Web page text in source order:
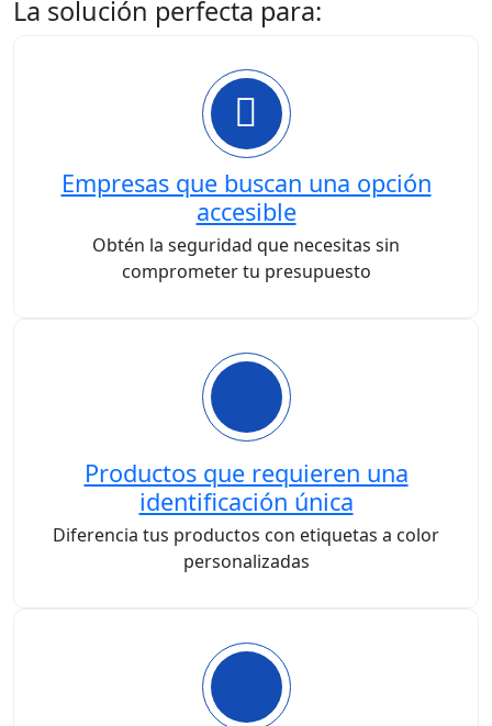
La solución perfecta para:
Empresas que buscan una opción
accesible
Obtén la seguridad que necesitas sin
comprometer tu presupuesto
Productos que requieren una
identificación única
Diferencia tus productos con etiquetas a color
personalizadas